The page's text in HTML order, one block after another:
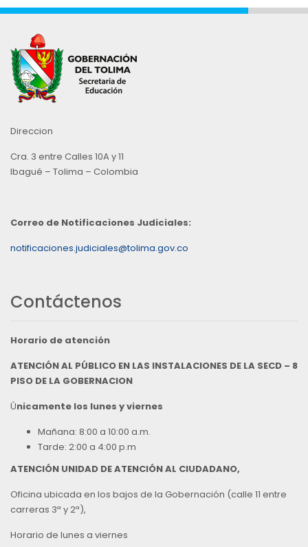
Direccion
Cra. 3 entre Calles 10A y 11
Ibagué – Tolima – Colombia
Correo de Notificaciones Judiciales:
notificaciones.judiciales@tolima.gov.co
Contáctenos
Horario de atención
ATENCIÓN AL PÚBLICO EN LAS INSTALACIONES DE LA SECD – 8
PISO DE LA GOBERNACION
Únicamente los lunes y viernes
Mañana: 8:00 a 10:00 a.m.
Tarde: 2:00 a 4:00 p.m
ATENCIÓN UNIDAD DE ATENCIÓN AL CIUDADANO,
Oficina ubicada en los bajos de la Gobernación (calle 11 entre
carreras 3ª y 2ª),
Horario de lunes a viernes